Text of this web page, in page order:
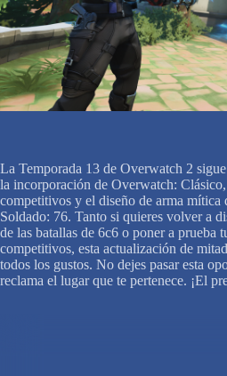
La Temporada 13 de Overwatch 2
la incorporación de Overwatch:
competitivos y el diseño de arma
Soldado: 76. Tanto si quieres volver a
de las batallas de 6c6 o poner a prueba
competitivos, esta actualización de
todos los gustos. No dejes pasar esta
reclama el lugar que te pertenece. ¡El